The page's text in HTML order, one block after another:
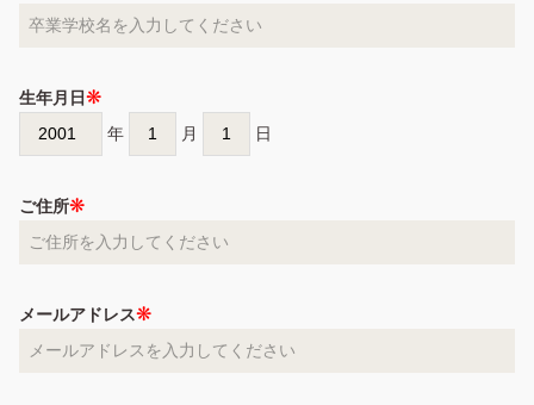
生年月日
年
月 日
ご住所
メールアドレス